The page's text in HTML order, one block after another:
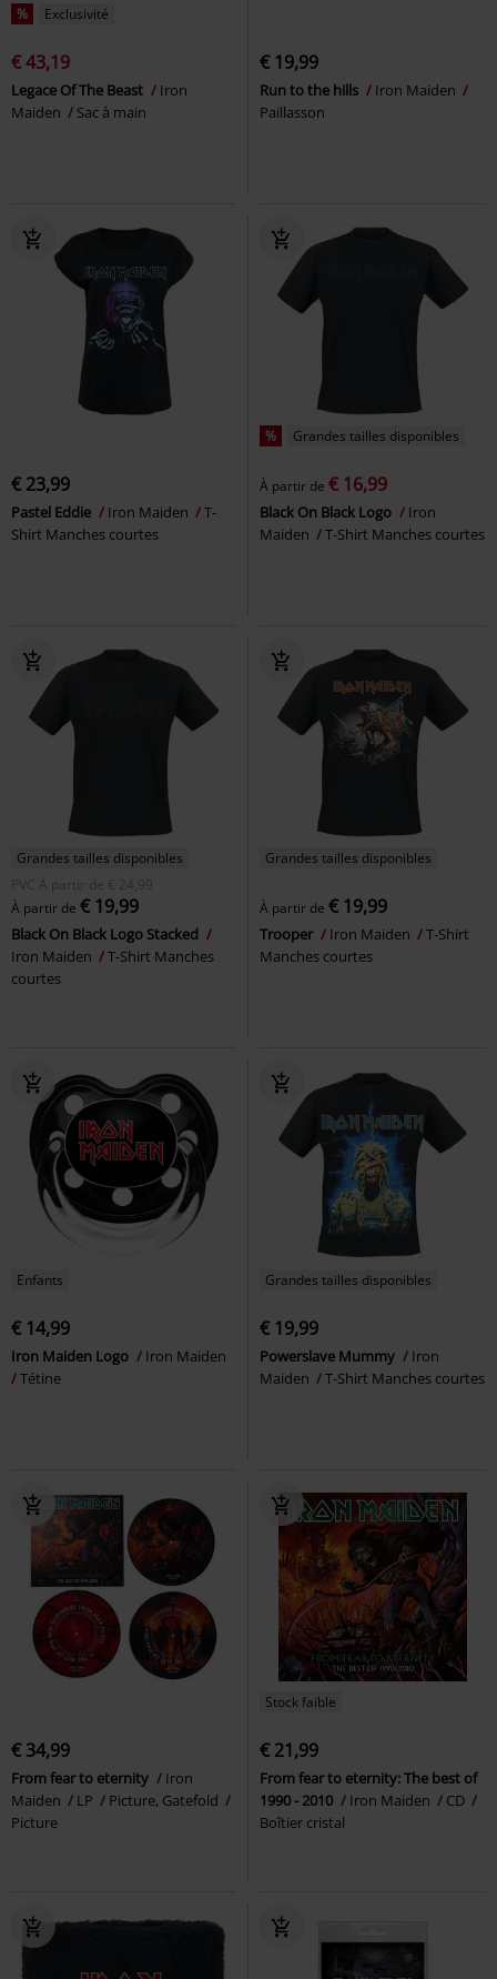
% Exclusivité
€ 43,19
Legace Of The Beast
Iron
Maiden
Sac à main
€ 19,99
Run to the hills
Iron Maiden
Paillasson
€ 23,99
Pastel Eddie Iron Maiden
T-
Shirt Manches courtes
% Grandes tailles disponibles
À partir de € 16,99
Black On Black Logo
Iron
Maiden
T-Shirt Manches courtes
Grandes tailles disponibles
PVC
À partir de € 24,99
À partir de € 19,99
Black On Black Logo Stacked
Iron Maiden
T-Shirt Manches
courtes
Grandes tailles disponibles
À partir de € 19,99
Trooper Iron Maiden
T-Shirt
Manches courtes
Enfants
€ 14,99
Iron Maiden Logo
Iron Maiden
Tétine
Grandes tailles disponibles
€ 19,99
Powerslave Mummy
Iron
Maiden
T-Shirt Manches courtes
€ 34,99
From fear to eternity
Iron
Maiden
LP
Picture, Gatefold
Picture
Stock faible
€ 21,99
From fear to eternity: The best of
1990 - 2010
Iron Maiden
CD
Boîtier cristal